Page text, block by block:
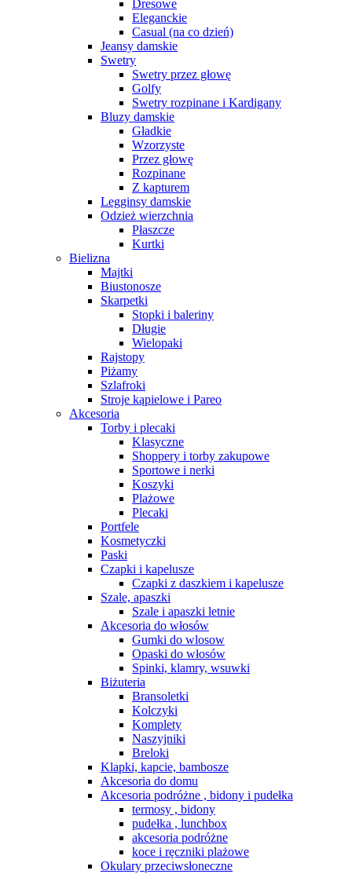
Dresowe
Eleganckie
Casual (na co dzień)
Jeansy damskie
Swetry
Swetry przez głowę
Golfy
Swetry rozpinane i Kardigany
Bluzy damskie
Gładkie
Wzorzyste
Przez głowę
Rozpinane
Z kapturem
Legginsy damskie
Odzież wierzchnia
Płaszcze
Kurtki
Bielizna
Majtki
Biustonosze
Skarpetki
Stopki i baleriny
Długie
Wielopaki
Rajstopy
Piżamy
Szlafroki
Stroje kąpielowe i Pareo
Akcesoria
Torby i plecaki
Klasyczne
Shoppery i torby zakupowe
Sportowe i nerki
Koszyki
Plażowe
Plecaki
Portfele
Kosmetyczki
Paski
Czapki i kapelusze
Czapki z daszkiem i kapelusze
Szale, apaszki
Szale i apaszki letnie
Akcesoria do włosów
Gumki do wlosow
Opaski do włosów
Spinki, klamry, wsuwki
Biżuteria
Bransoletki
Kolczyki
Komplety
Naszyjniki
Breloki
Klapki, kapcie, bambosze
Akcesoria do domu
Akcesoria podróżne , bidony i pudełka
termosy , bidony
pudełka , lunchbox
akcesoria podróżne
koce i ręczniki plażowe
Okulary przeciwsłoneczne